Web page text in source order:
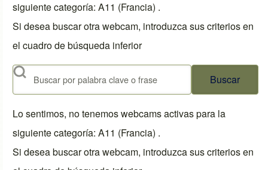
siguiente categoría: A11 (Francia) .
Si desea buscar otra webcam, introduzca sus criterios en
el cuadro de búsqueda inferior
Buscar
Lo sentimos, no tenemos webcams activas para la
siguiente categoría: A11 (Francia) .
Si desea buscar otra webcam, introduzca sus criterios en